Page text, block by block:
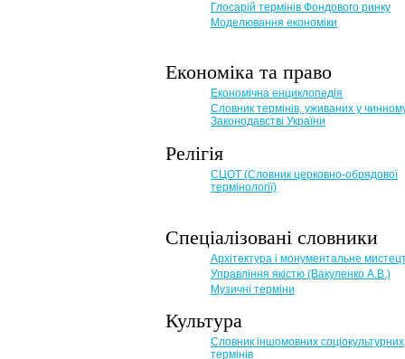
Глосарій термінів Фондового ринку
Моделювання економіки
Економіка та право
Eкономічна енциклопедія
Словник термінів, уживаних у
Законодавстві України
Релігія
СЦОТ (Словник церковно-обрядової
термінології)
Спеціалізовані словники
Архітектура і монументальне
Управління якістю (Вакуленко А.В.)
Музичні терміни
Культура
Словник іншомовних соціокультурних
термінів